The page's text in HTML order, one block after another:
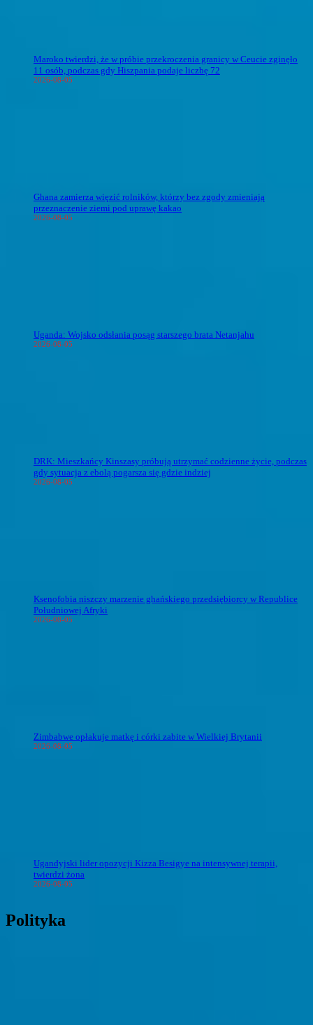
Maroko twierdzi, że w próbie przekroczenia granicy w Ceucie zginęło
11 osób, podczas gdy Hiszpania podaje liczbę 72
2026-08-05
Ghana zamierza więzić rolników, którzy bez zgody zmieniają
przeznaczenie ziemi pod uprawę kakao
2026-08-05
Uganda: Wojsko odsłania posąg starszego brata Netanjahu
2026-08-05
DRK: Mieszkańcy Kinszasy próbują utrzymać codzienne życie, podczas
gdy sytuacja z ebolą pogarsza się gdzie indziej
2026-08-05
Ksenofobia niszczy marzenie ghańskiego przedsiębiorcy w Republice
Południowej Afryki
2026-08-05
Zimbabwe opłakuje matkę i córki zabite w Wielkiej Brytanii
2026-08-05
Ugandyjski lider opozycji Kizza Besigye na intensywnej terapii,
twierdzi żona
2026-08-05
Polityka